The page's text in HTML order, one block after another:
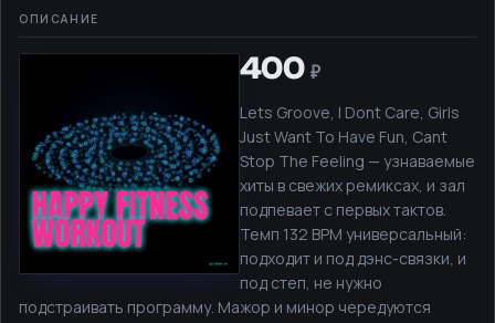
400
Lets Groove, I Dont Care, Girls
Just Want To Have Fun, Cant
Stop The Feeling — узнаваемые
хиты в свежих ремиксах, и зал
подпевает с первых тактов.
Темп 132 BPM универсальный:
подходит и под дэнс-связки, и
под степ, не нужно
подстраивать программу. Мажор и минор чередуются